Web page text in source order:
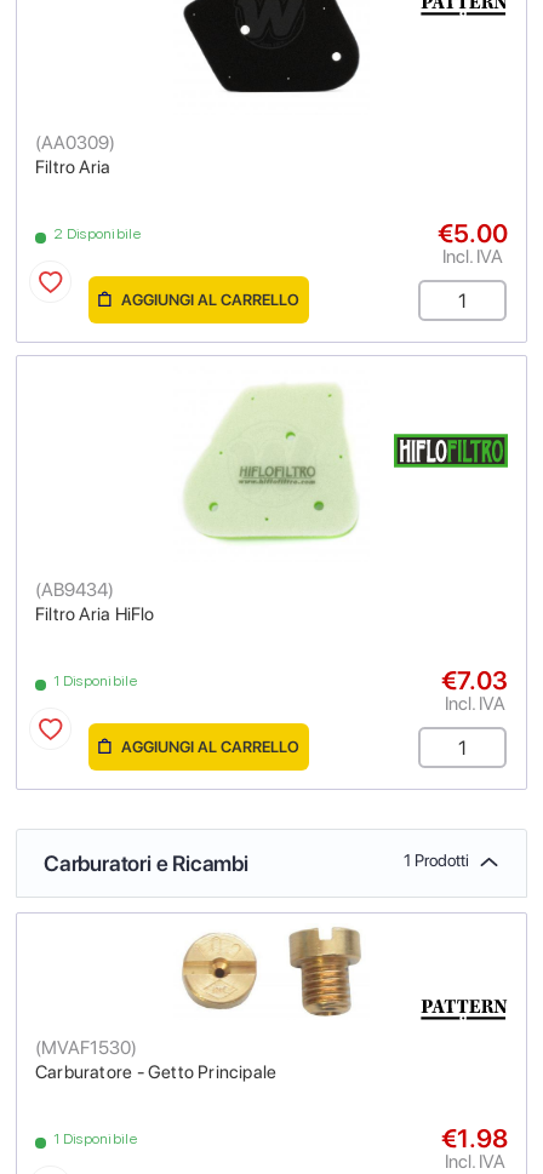
Filtro Aria
(AA0309)
2 Disponibile €5.00
Incl. IVA
AGGIUNGI AL CARRELLO
Filtro Aria HiFlo
(AB9434)
1 Disponibile €7.03
Incl. IVA
AGGIUNGI AL CARRELLO
Carburatori e Ricambi 1 Prodotti
Carburatore - Getto Principale
(MVAF1530)
1 Disponibile €1.98
Incl. IVA